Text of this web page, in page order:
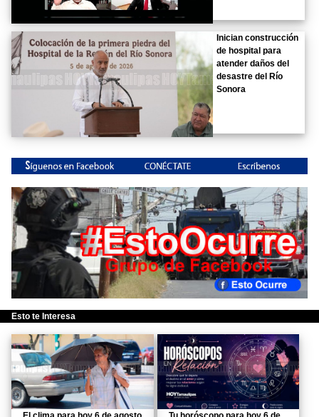
Inician construcción
de hospital para
atender daños del
desastre del Río
Sonora
Esto te Interesa